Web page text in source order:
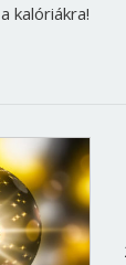
kalóriákra!